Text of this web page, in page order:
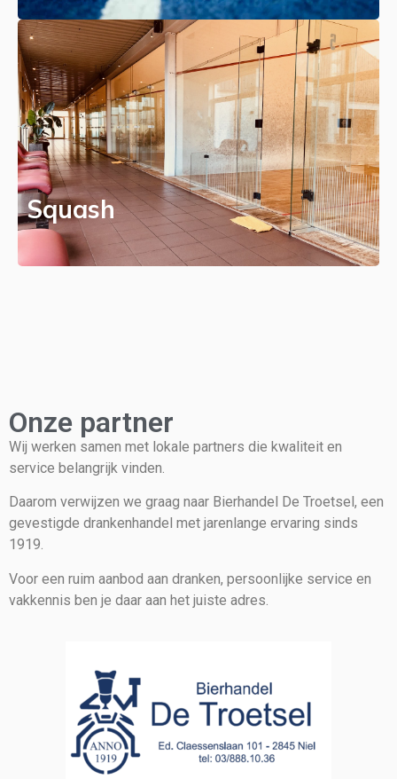
Squash
Onze partner
Wij werken samen met lokale partners die kwaliteit en
service belangrijk vinden.
Daarom verwijzen we graag naar Bierhandel De Troetsel, een
gevestigde drankenhandel met jarenlange ervaring sinds
1919.
Voor een ruim aanbod aan dranken, persoonlijke service en
vakkennis ben je daar aan het juiste adres.